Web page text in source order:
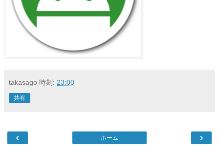
takasago 時刻: 23:00
共有
‹ ›
ホーム